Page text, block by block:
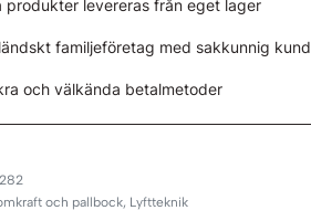
produkter levereras från eget lager
familjeföretag med sakkunnig
och välkända betalmetoder
och pallbock, Lyftteknik